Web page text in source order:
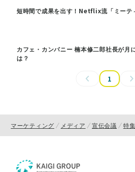
短時間で成果を出す！Netflix流「ミーテ
カフェ・カンパニー 楠本修二郎社長が月
は？
1
マーケティング メディア 宣伝会議 特